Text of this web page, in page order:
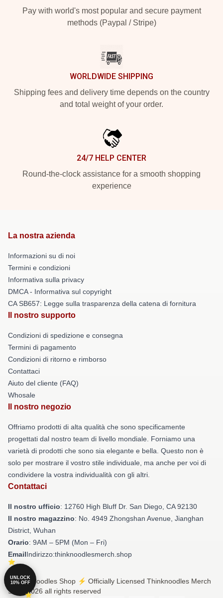
Pay with world's most popular and secure payment
methods (Paypal / Stripe)
WORLDWIDE SHIPPING
Shipping fees and delivery time depends on the country
and total weight of your order.
24/7 HELP CENTER
Round-the-clock assistance for a smooth shopping
experience
La nostra azienda
Informazioni su di noi
Termini e condizioni
Informativa sulla privacy
DMCA - Informativa sul copyright
CA SB657: Legge sulla trasparenza della catena di fornitura
Il nostro supporto
Condizioni di spedizione e consegna
Termini di pagamento
Condizioni di ritorno e rimborso
Contattaci
Aiuto del cliente (FAQ)
Whosale
Il nostro negozio
Offriamo prodotti di alta qualità che sono specificamente
progettati dal nostro team di livello mondiale. Forniamo una
varietà di prodotti che sono sia elegante e bella. Questo non è
solo per mostrare il vostro stile individuale, ma anche per voi di
condividere la vostra individualità con gli altri.
Contattaci
Il nostro ufficio: 12760 High Bluff Dr. San Diego, CA 92130
Il nostro magazzino: No. 4949 Zhongshan Avenue, Jianghan
District, Wuhan
Orario: 9AM – 5PM (Mon – Fri)
EmailIndirizzo:thinknoodlesmerch.shop
© Thinknoodles Shop ⚡️ Officially Licensed Thinknoodles Merch
Store 2026 all rights reserved
UNLOCK
10% OFF